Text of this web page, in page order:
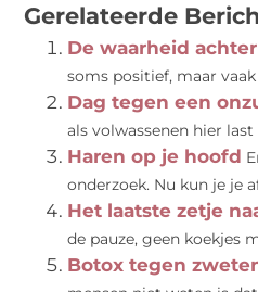
Gerelateerde
De waarheid
soms positief, maar
Dag tegen een
als volwassenen hier
Haren op je hoofd
onderzoek. Nu kun je je
Het laatste zetje
de pauze, geen koekjes
Botox tegen